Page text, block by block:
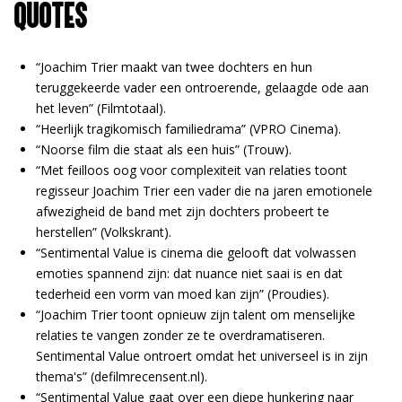
QUOTES
“Joachim Trier maakt van twee dochters en hun
teruggekeerde vader een ontroerende, gelaagde ode aan
het leven” (Filmtotaal).
“Heerlijk tragikomisch familiedrama” (VPRO Cinema).
“Noorse film die staat als een huis” (Trouw).
“Met feilloos oog voor complexiteit van relaties toont
regisseur Joachim Trier een vader die na jaren emotionele
afwezigheid de band met zijn dochters probeert te
herstellen” (Volkskrant).
“Sentimental Value is cinema die gelooft dat volwassen
emoties spannend zijn: dat nuance niet saai is en dat
tederheid een vorm van moed kan zijn” (Proudies).
“Joachim Trier toont opnieuw zijn talent om menselijke
relaties te vangen zonder ze te overdramatiseren.
Sentimental Value ontroert omdat het universeel is in zijn
thema's” (defilmrecensent.nl).
“Sentimental Value gaat over een diepe hunkering naar